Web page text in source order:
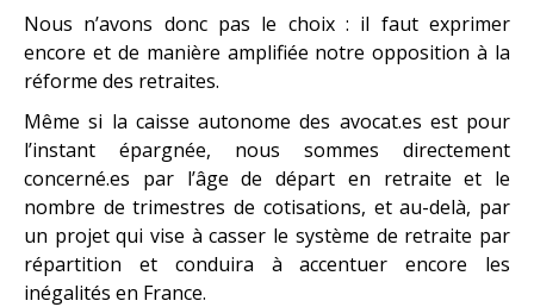
Nous n’avons donc pas le choix : il faut exprimer
encore et de manière amplifiée notre opposition à la
réforme des retraites.
Même si la caisse autonome des avocat.es est pour
l’instant épargnée, nous sommes directement
concerné.es par l’âge de départ en retraite et le
nombre de trimestres de cotisations, et au-delà, par
un projet qui vise à casser le système de retraite par
répartition et conduira à accentuer encore les
inégalités en France.